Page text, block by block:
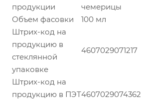
продукции
чемерицы
Объем фасовки
100 мл
Штрих-код на
продукцию в
стеклянной
упаковке
4607029071217
Штрих-код на
продукцию в ПЭТ4607029074362